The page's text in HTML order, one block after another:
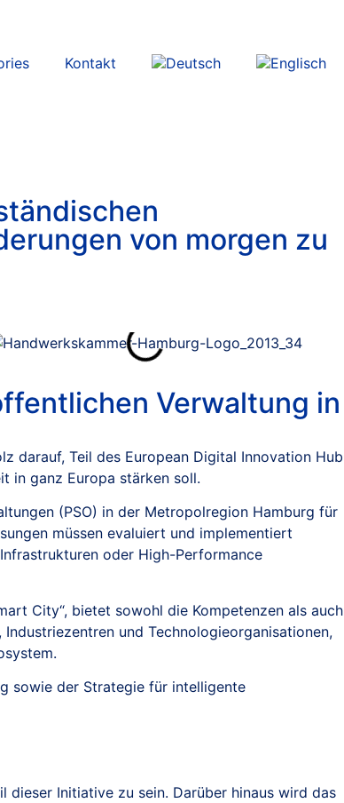
Kontakt
von morgen zu
Verwaltung in
darauf, Teil des European Digital Innovation Hub
in ganz Europa stärken soll.
(PSO) in der Metropolregion Hamburg für
müssen evaluiert und implementiert
oder High-Performance
City“, bietet sowohl die Kompetenzen als auch
und Technologieorganisationen,
sowie der Strategie für intelligente
Initiative zu sein. Darüber hinaus wird das